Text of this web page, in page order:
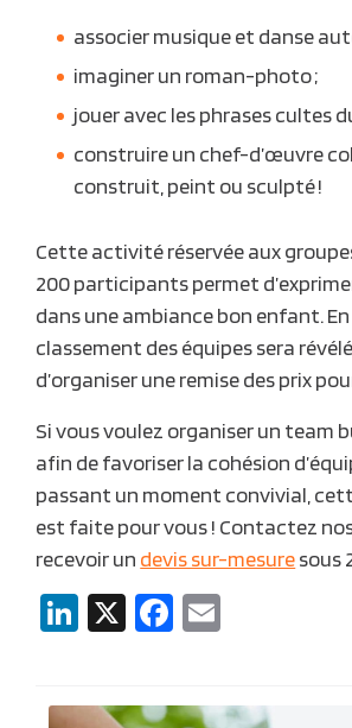
associer musique et danse
imaginer un roman-photo ;
jouer avec les phrases cultes
construire un chef-d’œuvre
construit, peint ou sculpté !
Cette activité réservée aux
200 participants permet
dans une ambiance bon enfant.
classement des équipes sera
d’organiser une remise des prix
Si vous voulez organiser un team
afin defavoriser la cohésion
passant un moment convivial,
est faite pour vous ! Contactez
recevoir un devis sur-mesuresous
LinkedIn
X Facebook
Navigation